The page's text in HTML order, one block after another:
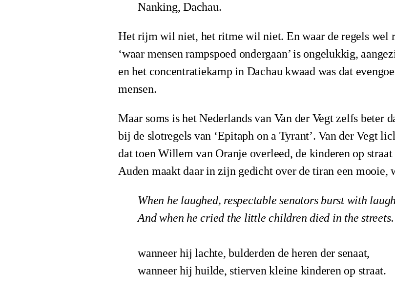
Nanking, Dachau.
Het rijm wil niet, het ritme wil niet. En waar de regels wel
‘waar mensen rampspoed ondergaan’ is ongelukkig,
en het concentratiekamp in Dachau kwaad was dat
mensen.
Maar soms is het Nederlands van Van der Vegt zelfs beter
bij de slotregels van ‘Epitaph on a Tyrant’. Van der Vegt
dat toen Willem van Oranje overleed, de kinderen op
Auden maakt daar in zijn gedicht over de tiran een mooie,
When he laughed, respectable senators burst with
And when he cried the little children died in the streets.
wanneer hij lachte, bulderden de heren der senaat,
wanneer hij huilde, stierven kleine kinderen op straat.